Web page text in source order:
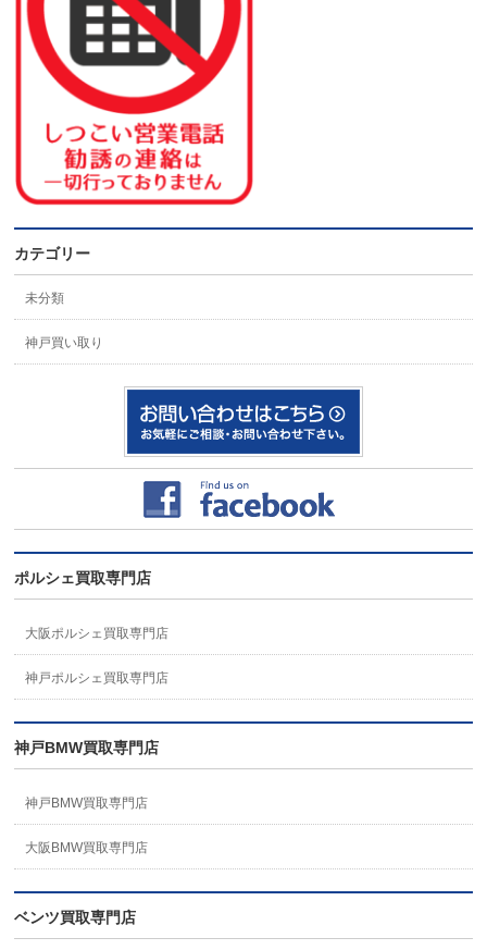
カテゴリー
未分類
神戸買い取り
ポルシェ買取専門店
大阪ポルシェ買取専門店
神戸ポルシェ買取専門店
神戸BMW買取専門店
神戸BMW買取専門店
大阪BMW買取専門店
ベンツ買取専門店